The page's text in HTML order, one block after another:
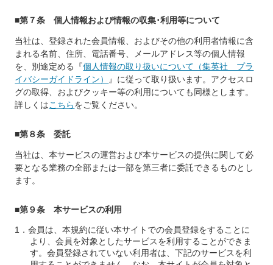
■第７条 個人情報および情報の収集･利用等について
当社は、登録された会員情報、およびその他の利用者情報に含
まれる名前、住所、電話番号、メールアドレス等の個人情報
を、別途定める『個人情報の取り扱いについて（集英社 プラ
イバシーガイドライン）
』に従って取り扱います。アクセスロ
グの取得、およびクッキー等の利用についても同様とします。
詳しくはこちらをご覧ください。
■第８条 委託
当社は、本サービスの運営および本サービスの提供に関して必
要となる業務の全部または一部を第三者に委託できるものとし
ます。
■第９条 本サービスの利用
会員は、本規約に従い本サイトでの会員登録をすることに
より、会員を対象としたサービスを利用することができま
す。会員登録されていない利用者は、下記のサービスを利